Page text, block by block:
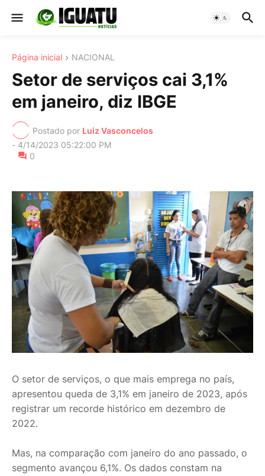
Página inicial NACIONAL
Setor de serviços cai 3,1%
em janeiro, diz IBGE
Postado por Luiz Vasconcelos
- 4/14/2023 05:22:00 PM
0
O setor de serviços, o que mais emprega no país,
apresentou queda de 3,1% em janeiro de 2023, após
registrar um recorde histórico em dezembro de
2022.
Mas, na comparação com janeiro do ano passado, o
segmento avançou 6,1%. Os dados constam na